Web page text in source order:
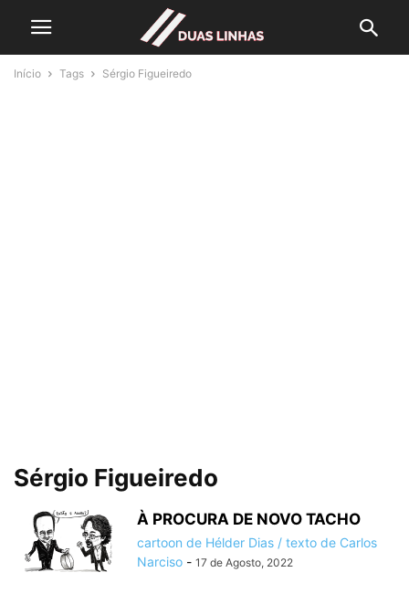
Início Tags Sérgio Figueiredo
Sérgio Figueiredo
À PROCURA DE NOVO TACHO
cartoon de Hélder Dias / texto de Carlos
Narciso - 17 de Agosto, 2022